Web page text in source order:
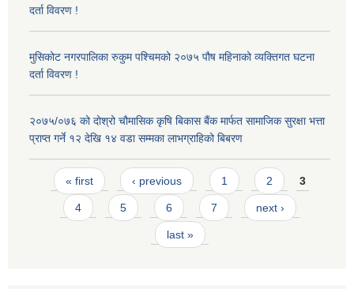
दर्ता विवरण !
मुसिकोट नगरपालिका रुकुम पश्चिमको २०७५ पौष महिनाको व्यक्तिगत घटना
दर्ता विवरण !
२०७५/०७६ को दोश्रो चौमासिक कृषि बिकास बैंक मार्फत सामाजिक सुरक्षा भत्ता
प्राप्त गर्ने १२ देखि १४ वडा सम्मका लाभग्राहिको बिबरण
Pages
« first ‹ previous 1 2 3
4 5 6 7 next ›
last »